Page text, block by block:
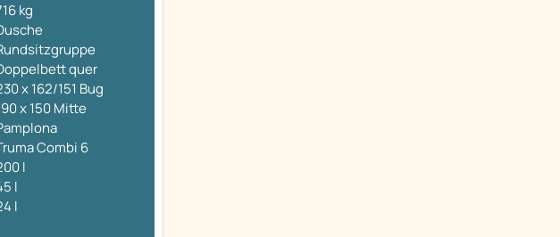
kg
quer
x 162/151 Bug
x 150 Mitte
Combi 6
l
l
l